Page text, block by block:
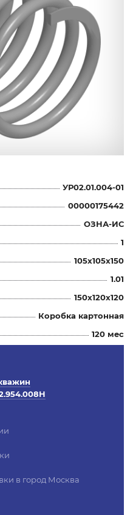
УР02.01.004-01
00000175442
ОЗНА-ИС
1
105x105x150
1.01
150x120x120
Коробка картонная
120 мес
в город Москва